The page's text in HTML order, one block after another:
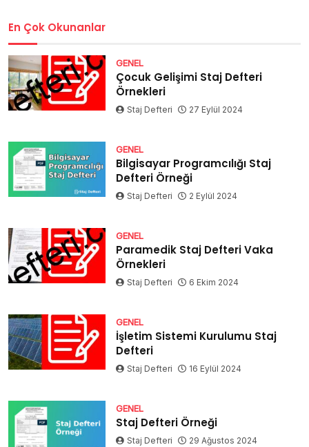
En Çok Okunanlar
GENEL
Çocuk Gelişimi Staj Defteri
Örnekleri
Staj Defteri 27 Eylül 2024
GENEL
Bilgisayar Programcılığı Staj
Defteri Örneği
Staj Defteri 2 Eylül 2024
GENEL
Paramedik Staj Defteri Vaka
Örnekleri
Staj Defteri 6 Ekim 2024
GENEL
İşletim Sistemi Kurulumu Staj
Defteri
Staj Defteri 16 Eylül 2024
GENEL
Staj Defteri Örneği
Staj Defteri 29 Ağustos 2024